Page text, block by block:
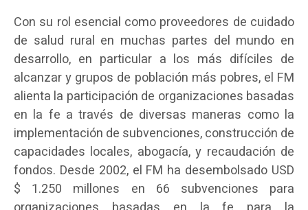
Con su rol esencial como proveedores de cuidado
de salud rural en muchas partes del mundo en
desarrollo, en particular a los más difíciles de
alcanzar y grupos de población más pobres, el FM
alienta la participación de organizaciones basadas
en la fe a través de diversas maneras como la
implementación de subvenciones, construcción de
capacidades locales, abogacía, y recaudación de
fondos. Desde 2002, el FM ha desembolsado USD
$ 1.250 millones en 66 subvenciones para